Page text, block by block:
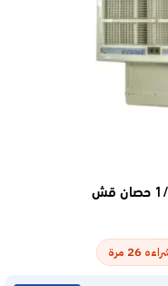
مكيف صحراوي الكوثر 1/2 حصان قش
26 مرة